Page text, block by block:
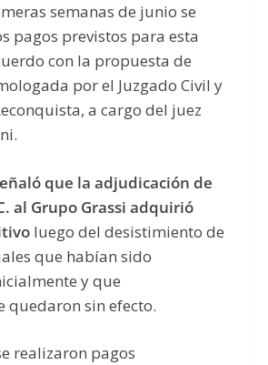
semanas de junio se
pagos previstos para esta
con la propuesta de
por el Juzgado Civil y
a cargo del juez
que la adjudicación de
al Grupo Grassi adquirió
luego del desistimiento de
que habían sido
y que
quedaron sin efecto.
realizaron pagos